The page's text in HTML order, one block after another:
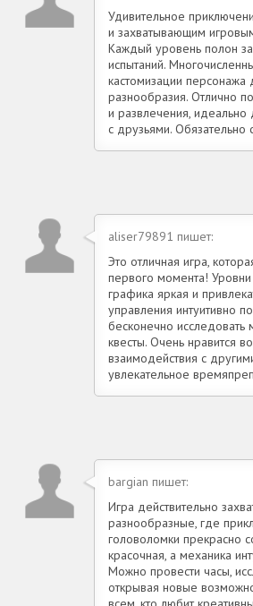
Удивительное
и захватывающим
Каждый уровень полон
испытаний.
кастомизации персонажа
разнообразия. Отлично
и развлечения, идеально
с друзьями. Обязательно
aliser79891 пишет:
Это отличная игра,
первого момента!
графика яркая и
управления интуитивно
бесконечно исследовать
квесты. Очень нравится
взаимодействия с
увлекательное
bargian пишет:
Игра действительно
разнообразные, где
головоломки прекрасно
красочная, а механика
Можно провести часы,
открывая новые